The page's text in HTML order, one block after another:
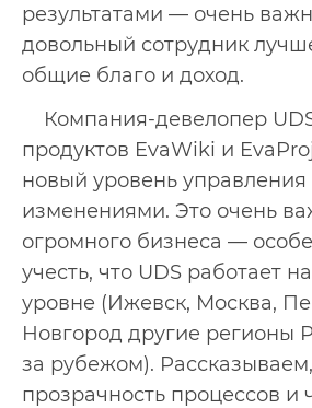
результатами — очень
довольный сотрудник
общие благо и доход.
Компания-девелопер
продуктов EvaWiki и
новый уровень
изменениями. Это очень
огромного бизнеса —
учесть, что UDS работает
уровне (Ижевск, Москва,
Новгород другие регионы
за рубежом).
прозрачность процессов и